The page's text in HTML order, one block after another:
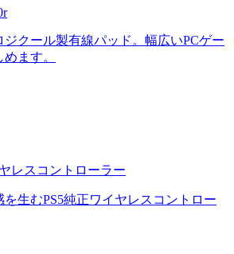
ジクール製有線パッド。幅広いPCゲー
ます。
レスコントローラー
を生むPS5純正ワイヤレスコントロー